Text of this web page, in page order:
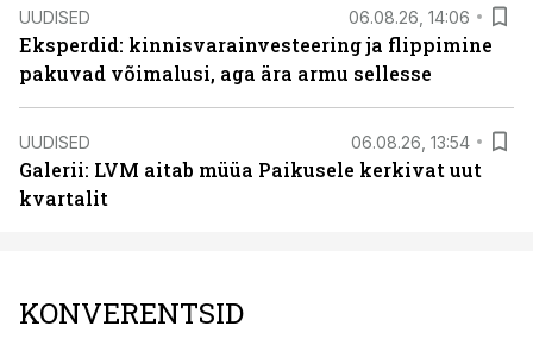
UUDISED 06.08.26, 14:06
Eksperdid: kinnisvarainvesteering ja flippimine
pakuvad võimalusi, aga ära armu sellesse
UUDISED 06.08.26, 13:54
Galerii: LVM aitab müüa Paikusele kerkivat uut
kvartalit
KONVERENTSID